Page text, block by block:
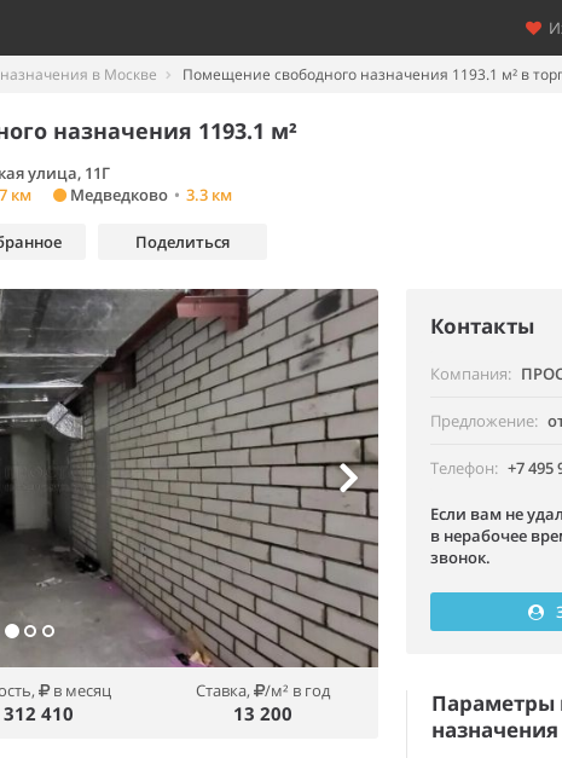
в Москве Помещение свободного назначения 1193.1 м² в
назначения 1193.1 м²
улица, 11Г
км Медведково • 3.3 км
Поделиться
в месяц
312 410
Ставка, /м² в год
13 200
Контакты
Компания
Предложение
Телефон +7 495
Если вам не
в нерабочее
звонок.
Параметры
назначения